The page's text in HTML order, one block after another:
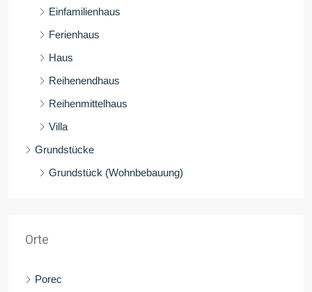
Einfamilienhaus
Ferienhaus
Haus
Reihenendhaus
Reihenmittelhaus
Villa
Grundstücke
Grundstück (Wohnbebauung)
Orte
Porec